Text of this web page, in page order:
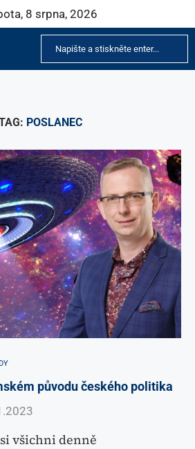
8 srpna, 2026
POSLANEC
původu českého politika
všichni denně